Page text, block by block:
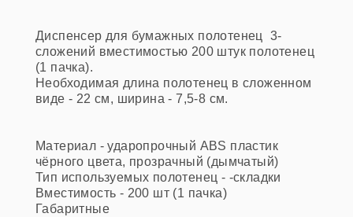
Диспенсер для бумажных полотенец 3-
сложений вместимостью 200 штук полотенец
(1 пачка).
Необходимая длина полотенец в сложенном
виде - 22 см, ширина - 7,5-8 см.
Материал - ударопрочный ABS пластик
чёрного цвета, прозрачный (дымчатый)
Тип используемых полотенец - -складки
Вместимость - 200 шт (1 пачка)
Габаритные